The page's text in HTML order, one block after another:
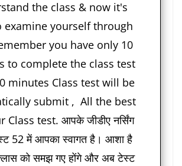
the class & now it's
examine yourself through
you have only 10
to complete the class test
minutes Class test will be
submit , All the best
Class test. आपके जीडीए नर्सिंग
52 में आपका स्वागत है। आशा है
को समझ गए होंगे और अब टेस्ट